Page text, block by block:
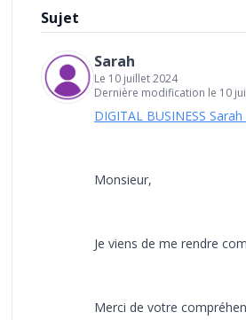
Sujet
Sarah
Le 10 juillet 2024
Dernière modification le 10
DIGITAL BUSINESS
Monsieur,
Je viens de me rendre
Merci de votre